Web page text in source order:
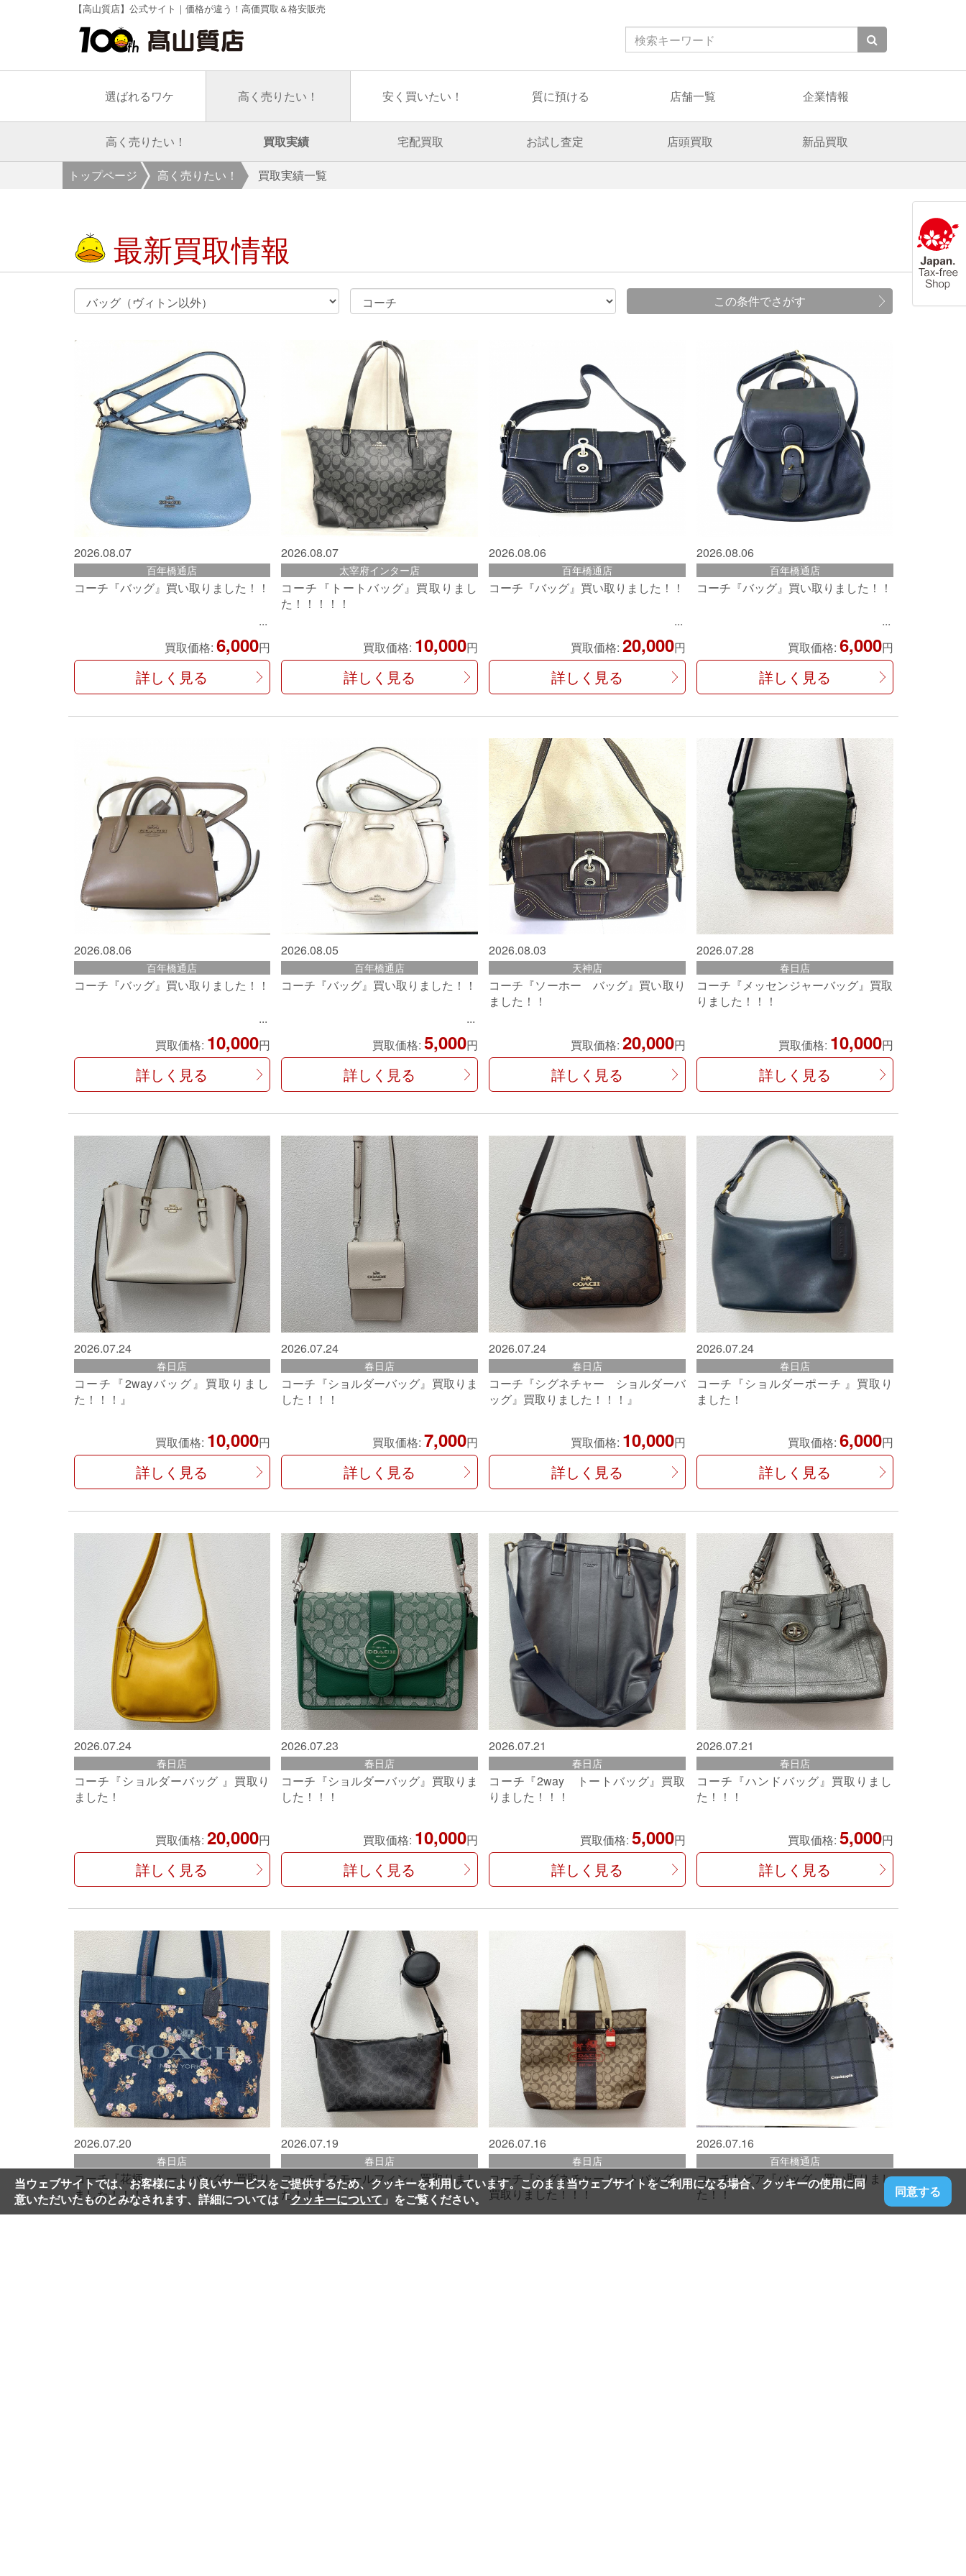
【高山質店】公式サイト｜価格が違う！高価買取＆格安販売
選ばれるワケ 高く売りたい！ 安く買いたい！ 質に預ける 店舗一覧 企業情報
高く売りたい！ 買取実績 宅配買取 お試し査定 店頭買取 新品買取
トップページ 高く売りたい！ 買取実績一覧
最新買取情報
この条件でさがす
2026.08.07
百年橋通店
コーチ『バッグ』買い取りました！！
買取価格:6,000円
詳しく見る
2026.08.07
太宰府インター店
コーチ『トートバッグ』買取りまし
た！！！！！
買取価格: 10,000円
詳しく見る
2026.08.06
百年橋通店
コーチ『バッグ』買い取りました！！
買取価格: 20,000円
詳しく見る
2026.08.06
百年橋通店
コーチ『バッグ』買い取りました！！
買取価格: 6,000円
詳しく見る
2026.08.06
百年橋通店
コーチ『バッグ』買い取りました！！
買取価格: 10,000円
詳しく見る
2026.08.05
百年橋通店
コーチ『バッグ』買い取りました！！
買取価格: 5,000円
詳しく見る
2026.08.03
天神店
コーチ『ソーホー バッグ』買い取り
ました！！
買取価格: 20,000円
詳しく見る
2026.07.28
春日店
コーチ『メッセンジャーバッグ』買取
りました！！！
買取価格: 10,000円
詳しく見る
2026.07.24
春日店
コーチ『2wayバッグ』買取りまし
た！！！』
買取価格: 10,000円
詳しく見る
2026.07.24
春日店
コーチ『ショルダーバッグ』買取りま
した！！！
買取価格: 7,000円
詳しく見る
2026.07.24
春日店
コーチ『シグネチャー ショルダーバ
ッグ』買取りました！！！』
買取価格: 10,000円
詳しく見る
2026.07.24
春日店
コーチ『ショルダーポーチ 』買取り
ました！
買取価格: 6,000円
詳しく見る
2026.07.24
春日店
コーチ『ショルダーバッグ 』買取り
ました！
買取価格:20,000円
詳しく見る
2026.07.23
春日店
コーチ『ショルダーバッグ』買取りま
した！！！
買取価格: 10,000円
詳しく見る
2026.07.21
春日店
コーチ『2way トートバッグ』買取
りました！！！
買取価格: 5,000円
詳しく見る
2026.07.21
春日店
コーチ『ハンドバッグ』買取りまし
た！！！
買取価格: 5,000円
詳しく見る
2026.07.20
春日店
コーチ『花柄 トートバッグ』買取り
ました！！！
2026.07.19
春日店
コーチ『スモールフィン』買取りまし
た！！！
2026.07.16
春日店
コーチ『シグネチャートートバッグ』
買取りました！！！
2026.07.16
百年橋通店
コーチトピア『バッグ』買い取りまし
た！！
当ウェブサイトでは、お客様により良いサービスをご提供するため、クッキーを利用しています。このまま当ウェブサイトをご利用になる場合、クッキーの使用に同
意いただいたものとみなされます、詳細については「クッキーについて 」をご覧ください。 同意する